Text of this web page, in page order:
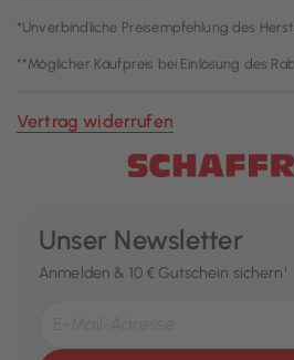
*Unverbindliche Preisempfehlung des
**Möglicher Kaufpreis bei Einlösung des
Vertrag widerrufen
Unser Newsletter
Anmelden & 10 € Gutschein sichern¹